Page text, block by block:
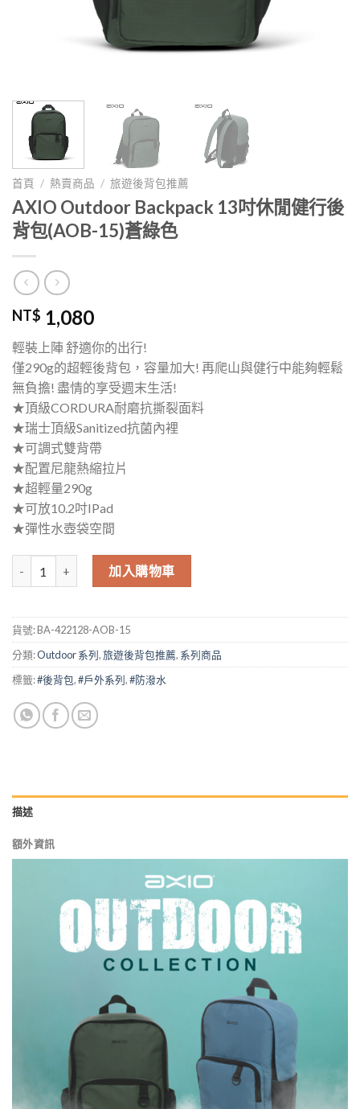
首頁 / 熱賣商品 / 旅遊後背包推薦
AXIO Outdoor Backpack 13吋休閒健行後
背包(AOB-15)蒼綠色
NT$ 1,080
輕裝上陣 舒適你的出行!
僅290g的超輕後背包，容量加大! 再爬山與健行中能夠輕鬆
無負擔! 盡情的享受週末生活!
★頂級CORDURA耐磨抗撕裂面料
★瑞士頂級Sanitized抗菌內裡
★可調式雙背帶
★配置尼龍熱縮拉片
★超輕量290g
★可放10.2吋IPad
★彈性水壺袋空間
AXIO Outdoor Backpack 13吋休閒健行後背包(AOB-15)蒼綠色 數量
加入購物車
貨號:BA-422128-AOB-15
分類:Outdoor 系列,旅遊後背包推薦, 系列商品
標籤:#後背包,#戶外系列,#防潑水
描述
額外資訊